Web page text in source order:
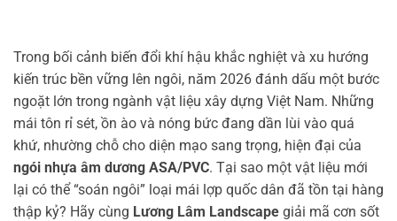
Trong bối cảnh biến đổi khí hậu khắc nghiệt và xu hướng
kiến trúc bền vững lên ngôi, năm 2026 đánh dấu một bước
ngoặt lớn trong ngành vật liệu xây dựng Việt Nam. Những
mái tôn rỉ sét, ồn ào và nóng bức đang dần lùi vào quá
khứ, nhường chỗ cho diện mạo sang trọng, hiện đại của
ngói nhựa âm dương ASA/PVC. Tại sao một vật liệu mới
lại có thể “soán ngôi” loại mái lợp quốc dân đã tồn tại hàng
thập kỷ? Hãy cùng Lương Lâm Landscape giải mã cơn sốt